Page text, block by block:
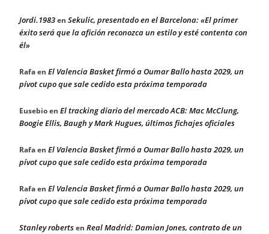
Jordi.1983en Sekulic, presentado en el Barcelona: «El primer
éxito será que la afición reconozca un estilo y esté contenta con
él»
Rafaen El Valencia Basket firmó a Oumar Ballo hasta 2029, un
pívot cupo que sale cedido esta próxima temporada
Eusebioen El tracking diario del mercado ACB: Mac McClung,
Boogie Ellis, Baugh y Mark Hugues, últimos fichajes oficiales
Rafaen El Valencia Basket firmó a Oumar Ballo hasta 2029, un
pívot cupo que sale cedido esta próxima temporada
Rafaen El Valencia Basket firmó a Oumar Ballo hasta 2029, un
pívot cupo que sale cedido esta próxima temporada
Stanley robertsen Real Madrid: Damian Jones, contrato de un